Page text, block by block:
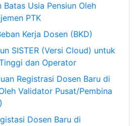
Usia Pensiun Oleh
PTK
Kerja Dosen (BKD)
SISTER (Versi Cloud) untuk
dan Operator
Registrasi Dosen Baru di
Validator Pusat/Pembina
Dosen Baru di